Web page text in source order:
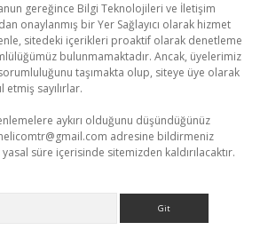
gereğince Bilgi Teknolojileri ve İletişim
onaylanmış bir Yer Sağlayıcı olarak hizmet
sitedeki içerikleri proaktif olarak denetleme
bulunmamaktadır. Ancak, üyelerimiz
taşımakta olup, siteye üye olarak
sayılırlar.
aykırı olduğunu düşündüğünüz
adresine bildirmeniz
süre içerisinde sitemizden kaldırılacaktır.